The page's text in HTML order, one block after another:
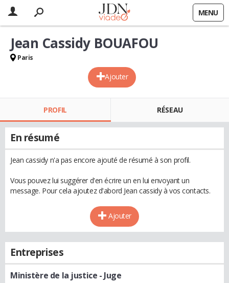
MENU
Ajouter
Jean Cassidy BOUAFOU
Paris
PROFIL RÉSEAU
En résumé
Jean cassidy n'a pas encore ajouté de résumé à son profil.
Vous pouvez lui suggérer d'en écrire un en lui envoyant un
message. Pour cela ajoutez d'abord Jean cassidy à vos contacts.
Ajouter
Entreprises
Ministère de la justice - Juge